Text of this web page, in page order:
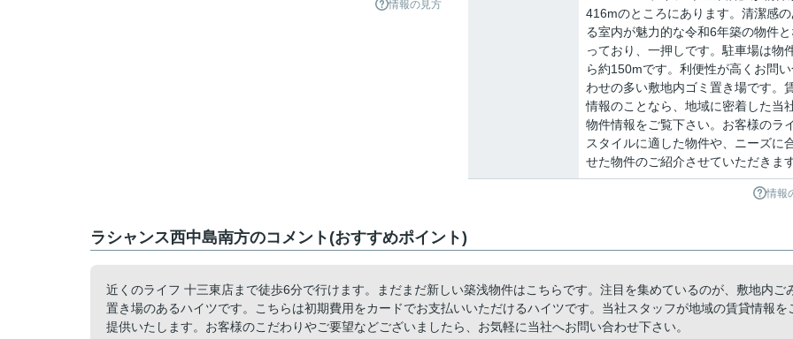
情報の見方
416mのところにあります。清潔感
る室内が魅力的な令和6年築の物件
っており、一押しです。駐車場は物
ら約150mです。利便性が高くお問
わせの多い敷地内ゴミ置き場です。
情報のことなら、地域に密着した当
物件情報をご覧下さい。お客様のラ
スタイルに適した物件や、ニーズに
せた物件のご紹介させていただきま
情報
ラシャンス西中島南方のコメント(おすすめポイント)
近くのライフ 十三東店まで徒歩6分で行けます。まだまだ新しい築浅物件はこちらです。注目を集めているのが、敷地内ご
置き場のあるハイツです。こちらは初期費用をカードでお支払いいただけるハイツです。当社スタッフが地域の賃貸情報を
提供いたします。お客様のこだわりやご要望などございましたら、お気軽に当社へお問い合わせ下さい。